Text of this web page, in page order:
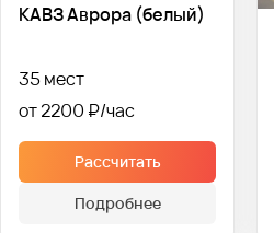
КАВЗ Аврора (белый)
35 мест
от 2200 ₽
Рассчитать
Подробнее